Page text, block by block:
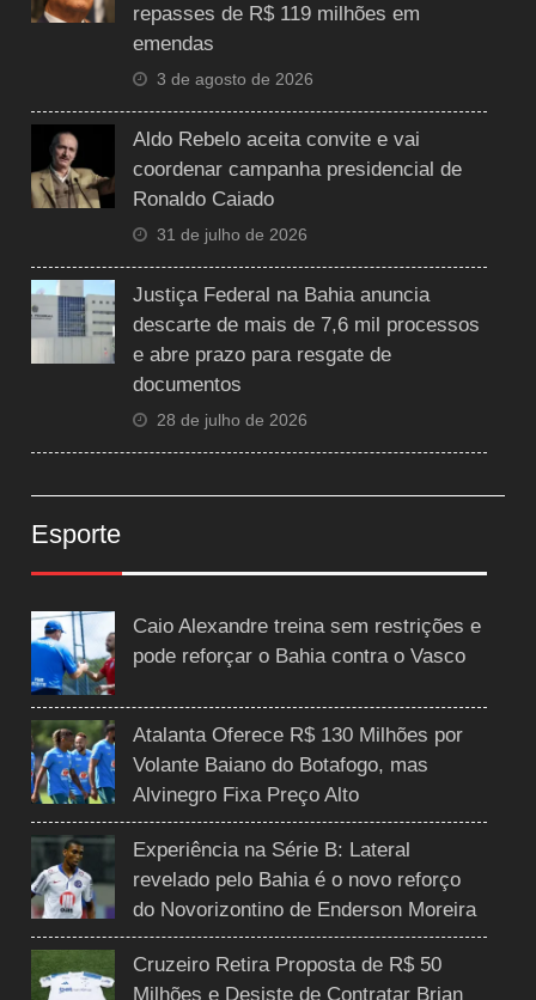
repasses de R$ 119 milhões em
emendas
3 de agosto de 2026
Aldo Rebelo aceita convite e vai
coordenar campanha presidencial de
Ronaldo Caiado
31 de julho de 2026
Justiça Federal na Bahia anuncia
descarte de mais de 7,6 mil processos
e abre prazo para resgate de
documentos
28 de julho de 2026
Esporte
Caio Alexandre treina sem restrições e
pode reforçar o Bahia contra o Vasco
Atalanta Oferece R$ 130 Milhões por
Volante Baiano do Botafogo, mas
Alvinegro Fixa Preço Alto
Experiência na Série B: Lateral
revelado pelo Bahia é o novo reforço
do Novorizontino de Enderson Moreira
Cruzeiro Retira Proposta de R$ 50
Milhões e Desiste de Contratar Brian